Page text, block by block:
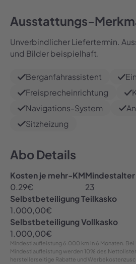
Ausstattungs-
Unverbindlicher Liefertermin.
und Bilder beispielhaft.
Berganfahrassistent
Freisprecheinrichtung
Navigations-System
Sitzheizung
Abo Details
Kosten je mehr-KM
0.29€
Mindestalter
23
Selbstbeteiligung Teilkasko
1.000,00€
Selbstbeteiligung Vollkasko
1.000,00€
Mindestlaufleistung 6.000 km in 6 Monaten .
Mindestlaufleistung werden 10% des
herstellerseitige Rabatte und